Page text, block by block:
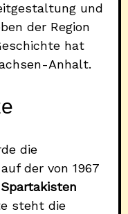
und
der Region
hat
Anhalt.
die
der von 1967
steht die